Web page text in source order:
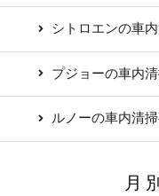
シトロエンの車
プジョーの車内
ルノーの車内清掃
月